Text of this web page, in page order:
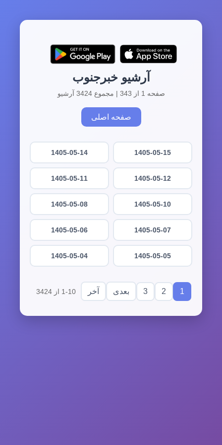
آرشیو خبرجنوب
صفحه 1 از 343 | مجموع 3424 آرشیو
صفحه اصلی
1405-05-15
1405-05-14
1405-05-12
1405-05-11
1405-05-10
1405-05-08
1405-05-07
1405-05-06
1405-05-05
1405-05-04
1
2
3 بعدی آخر 1-10 از 3424